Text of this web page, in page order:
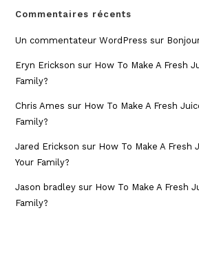
Commentaires récents
Un commentateur WordPress sur
Eryn Erickson sur How To Make A Fresh
Family?
Chris Ames sur How To Make A Fresh
Family?
Jared Erickson sur How To Make A Fresh
Your Family?
Jason bradley sur How To Make A Fresh
Family?